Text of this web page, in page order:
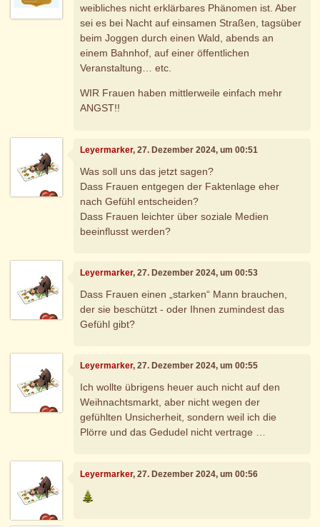
weibliches nicht erklärbares Phänomen ist. Aber
sei es bei Nacht auf einsamen Straßen, tagsüber
beim Joggen durch einen Wald, abends an
einem Bahnhof, auf einer öffentlichen
Veranstaltung… etc.
WIR Frauen haben mittlerweile einfach mehr
ANGST!!
Leyermarker, 27. Dezember 2024, um 00:51
Was soll uns das jetzt sagen?
Dass Frauen entgegen der Faktenlage eher
nach Gefühl entscheiden?
Dass Frauen leichter über soziale Medien
beeinflusst werden?
Leyermarker, 27. Dezember 2024, um 00:53
Dass Frauen einen „starken“ Mann brauchen,
der sie beschützt - oder Ihnen zumindest das
Gefühl gibt?
Leyermarker, 27. Dezember 2024, um 00:55
Ich wollte übrigens heuer auch nicht auf den
Weihnachtsmarkt, aber nicht wegen der
gefühlten Unsicherheit, sondern weil ich die
Plörre und das Gedudel nicht vertrage …
Leyermarker, 27. Dezember 2024, um 00:56